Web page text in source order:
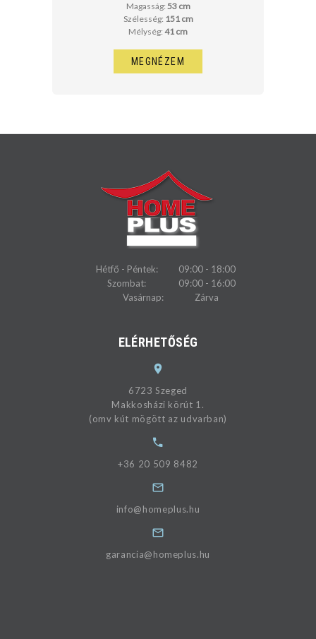
Magasság: 53 cm
Szélesség: 151 cm
Mélység: 41 cm
MEGNÉZEM
Hétfő - Péntek:
09:00 - 18:00
Szombat:
09:00 - 16:00
Vasárnap:
Zárva
ELÉRHETŐSÉG
6723 Szeged
Makkosházi körút 1.
(omv kút mögött az udvarban)
+36 20 509 8482
info@homeplus.hu
garancia@homeplus.hu